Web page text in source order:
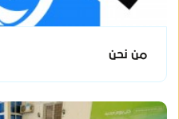
من نحن